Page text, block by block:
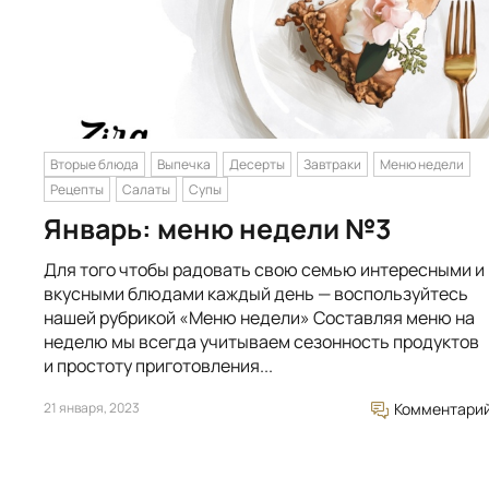
Вторые блюда Выпечка Десерты Завтраки
Меню недели
Рецепты
Салаты Супы
Январь: меню недели №3
Для того чтобы радовать свою семью интересными и
вкусными блюдами каждый день — воспользуйтесь
нашей рубрикой «Меню недели» Составляя меню на
неделю мы всегда учитываем сезонность продуктов
и простоту приготовления...
21 января, 2023